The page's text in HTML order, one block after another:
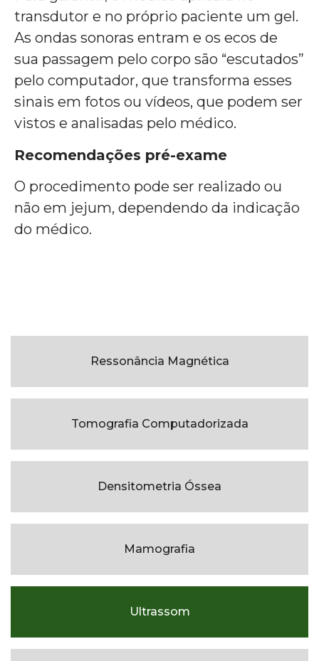
Ressonância Magnética
Tomografia Computadorizada
Densitometria Óssea
Mamografia
Ultrassom
transdutor e no próprio paciente um gel.
As ondas sonoras entram e os ecos de
sua passagem pelo corpo são “escutados”
pelo computador, que transforma esses
sinais em fotos ou vídeos, que podem ser
vistos e analisadas pelo médico.
Recomendações pré-exame
O procedimento pode ser realizado ou
não em jejum, dependendo da indicação
do médico.